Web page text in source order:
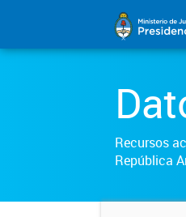
Recursos
República